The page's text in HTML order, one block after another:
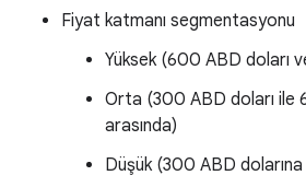
Fiyat katmanı segmentasyonu
Yüksek (600 ABD doları
Orta (300 ABD doları ile
arasında)
Düşük (300 ABD